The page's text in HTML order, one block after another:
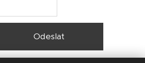
Odeslat